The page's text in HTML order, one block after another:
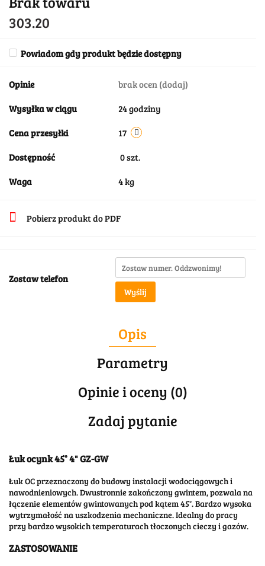
303.20
Powiadom gdy produkt będzie dostępny
Opinie brak ocen (dodaj)
Wysyłka w ciągu 24 godziny
Cena przesyłki 17
Dostępność 0szt.
Waga 4 kg
Pobierz produkt do PDF
Zostaw telefon
Wyślij
Opis
Parametry
Opinie i oceny (0)
Zadaj pytanie
Łuk ocynk 45°4" GZ-GW
Łuk OC przeznaczony do budowy instalacji wodociągowych i
nawodnieniowych. Dwustronnie zakończony gwintem, pozwala na
łączenie elementów gwintowanych pod kątem 45°. Bardzo wysoka
wytrzymałość na uszkodzenia mechaniczne. Idealny do pracy
przy bardzo wysokich temperaturach tłoczonych cieczy i gazów.
ZASTOSOWANIE